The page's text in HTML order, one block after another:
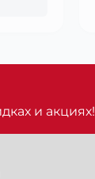
и акциях!